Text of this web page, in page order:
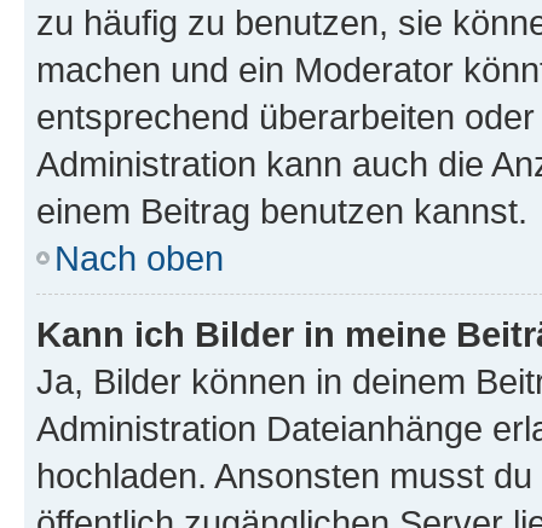
zu häufig zu benutzen, sie
machen und ein Moderator
entsprechend überarbeiten
Administration kann auch die
einem Beitrag benutzen kannst.
Nach oben
Kann ich Bilder in meine
Ja, Bilder können in deinem
Administration Dateianhänge
hochladen. Ansonsten musst